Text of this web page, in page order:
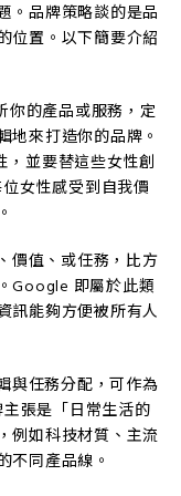
。品牌策略談的是品
位置。以下簡要介紹
你的產品或服務，定
地來打造你的品牌。
，並要替這些女性創
女性感受到自我價
價值、或任務，比方
Google 即屬於此類
訊能夠方便被所有人
與任務分配，可作為
張是「日常生活的
例如科技材質、主流
不同產品線。